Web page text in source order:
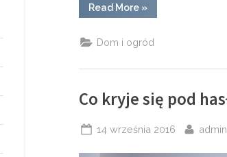
Read More“Zleć
projektowanie
»
Dom i ogród
Co kryje się pod
Posted
14 września 2016 By
admin